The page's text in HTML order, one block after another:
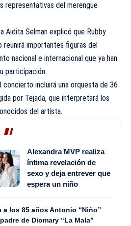
representativas del merengue
Aidita Selman explicó que Rubby
reunirá importantes figuras del
nacional e internacional que ya han
participación.
concierto incluirá una orquesta de 36
por Tejada, que interpretará los
del artista.
Alexandra MVP realiza
íntima revelación de
sexo y deja entrever que
espera un niño
a los 85 años Antonio “Niño”
de Diomary “La Mala”